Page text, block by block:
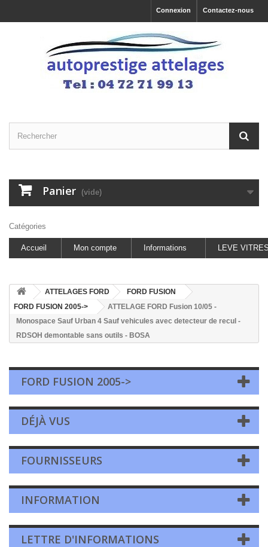
Contactez-nous
Connexion
Panier (vide)
Catégories
Accueil Mon compte Informations LEVE
ATTELAGES FORD
FORD FUSION
FORD FUSION 2005->
ATTELAGE FORD Fusion 10/05 -
Monospace Sauf Urban 4 Sauf vehicules avec detecteur de recul -
RDSOH demontable sans outils - BOSA
FORD FUSION 2005->
DÉJÀ VUS
FOURNISSEURS
INFORMATION
LETTRE D'INFORMATIONS